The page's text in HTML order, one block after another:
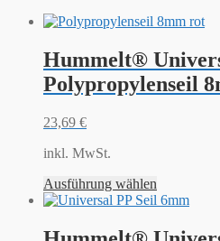
Hummelt®
Polypropylenseil
23,69 €
inkl. MwSt.
Ausführung wählen